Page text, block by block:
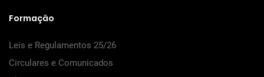
Formação
Leis e Regulamentos 25/26
Circulares e Comunicados